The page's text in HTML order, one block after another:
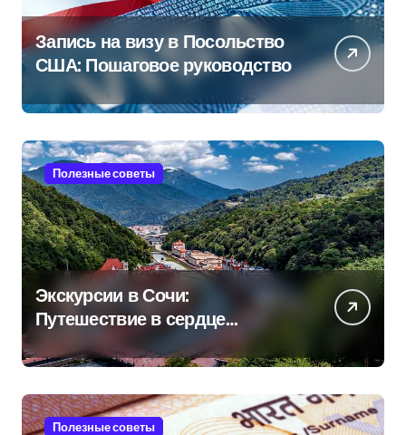
Запись на визу в Посольство
США: Пошаговое руководство
Полезные советы
Экскурсии в Сочи:
Путешествие в сердце
Черноморского курорта
Полезные советы